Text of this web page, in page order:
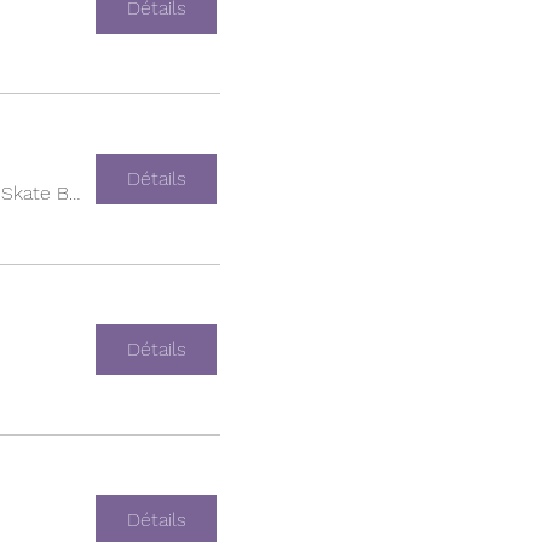
Détails
Empire Skate Building
Détails
Détails
Détails